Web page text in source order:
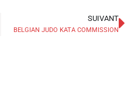
SUIVANT
BELGIAN JUDO KATA COMMISSION